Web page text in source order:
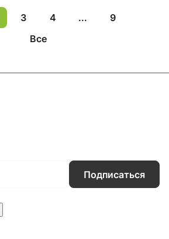
3 4 ...
9
Все
Подписаться